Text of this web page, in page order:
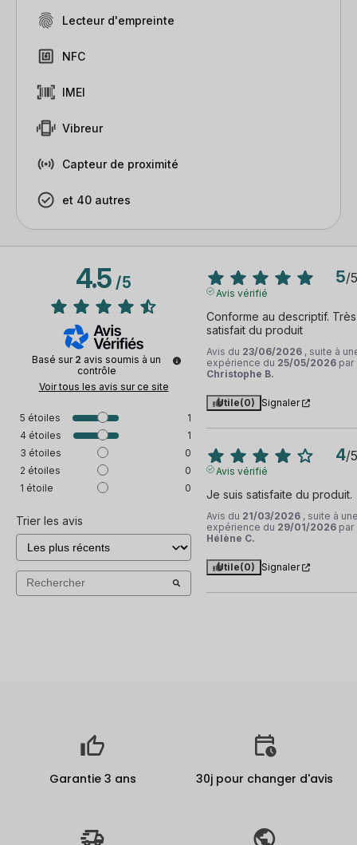
Lecteur d'empreinte
NFC
IMEI
Vibreur
Capteur de proximité
et 40 autres
4.5/5
Basé sur 2 avis soumis à un
contrôle
Voir tous les avis sur ce site
5 étoiles
1
4 étoiles
1
3 étoiles
0
2 étoiles
0
1 étoile 0
Trier les avis
5/5
Avis vérifié
Conforme au descriptif. Très
satisfait du produit
Avis du 23/06/2026 , suite à
expérience du 25/05/2026 par
Christophe B.
Utile(0) Signaler
4/5
Avis vérifié
Je suis satisfaite du produit.
Avis du 21/03/2026 , suite à
expérience du 29/01/2026 par
Hélène C.
Utile(0) Signaler
Garantie 3 ans 30j pour changer d'avis